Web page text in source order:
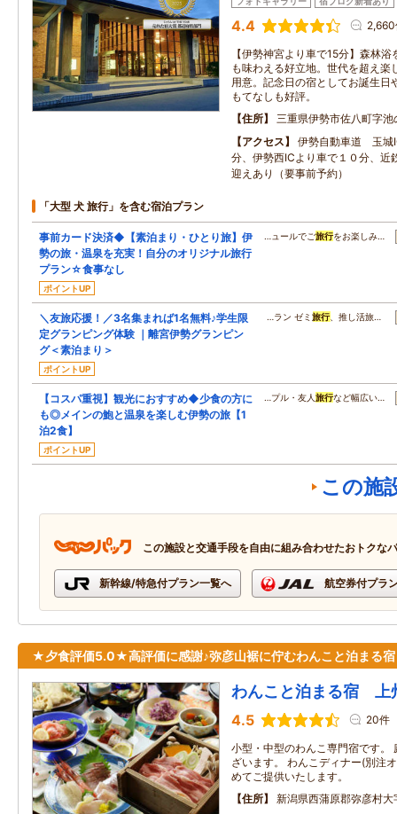
4.4
【伊勢神宮より車で15分】森林
も味わえる好立地。世代を超え楽
用意。記念日の宿としてお誕生日
もてなしも好評。
住所
三重県伊勢市佐八町字
アクセス
伊勢自動車道 玉城
分、伊勢西ICより車で１０分、近
迎えあり（要事前予約）
「大型 犬 旅行」を含む宿泊プラン
事前カード決済◆【素泊まり・ひとり旅】伊
勢の旅・温泉を充実！自分のオリジナル旅行
プラン☆食事なし
ポイントUP
…ュールでご旅行をお楽しみ…
＼友旅応援！／3名集まれば1名無料♪学生限
定グランピング体験 ｜離宮伊勢グランピン
グ＜素泊まり＞
ポイントUP
…ラン ゼミ旅行、推し活旅…
【コスパ重視】観光におすすめ◆少食の方に
も◎メインの鮑と温泉を楽しむ伊勢の旅【1
泊2食】
ポイントUP
…プル・友人 旅行など幅広い…
この施
この施設と交通手段を自由に組み合わせたおトクな
新幹線/特急付プラン一覧へ 航空券付プラ
★夕食評価5.0★高評価に感謝♪弥彦山裾に佇むわんこと泊まる宿
わんこと泊まる宿 上
4.5 20件
小型・中型のわんこ専門宿です。
ざいます。 わんこディナー(別注
めてご提供いたします。
住所
新潟県西蒲原郡弥彦村